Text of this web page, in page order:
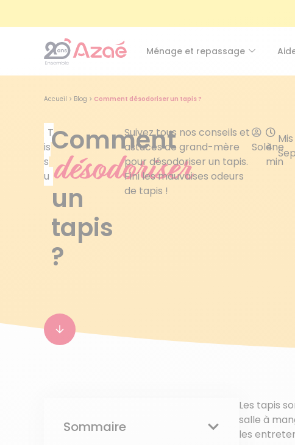
Ménage et repassage
Accueil > Blog > Comment désodoriser un tapis ?
T
is
s
u
Comment
désodoriser
un
tapis
?
Suivez tous nos conseils et
astuces de grand-mère
pour désodoriser un tapis.
Fini les mauvaises odeurs
de tapis !
Solène
4
min
Sommaire
Les tapis
salle à
les